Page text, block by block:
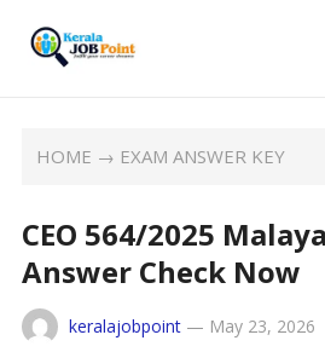
HOME → EXAM ANSWER KEY
CEO 564/2025
Answer Check Now
keralajobpoint— May 23, 2026